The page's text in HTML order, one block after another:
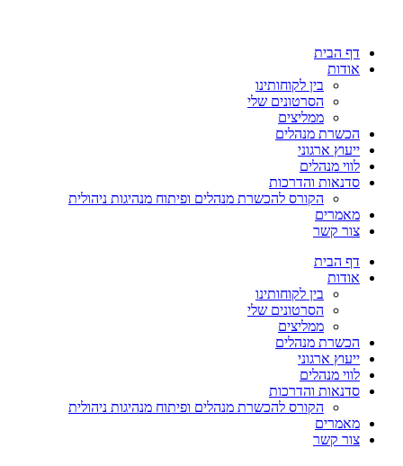
דף הבית
אודות
בין לקוחותינו
הסרטונים שלי
ממליצים
הכשרת מנהלים
ייעוץ ארגוני
לווי מנהלים
סדנאות והדרכות
הקורס להכשרת מנהלים ופיתוח מנהיגות ניהולית
מאמרים
צור קשר
דף הבית
אודות
בין לקוחותינו
הסרטונים שלי
ממליצים
הכשרת מנהלים
ייעוץ ארגוני
לווי מנהלים
סדנאות והדרכות
הקורס להכשרת מנהלים ופיתוח מנהיגות ניהולית
מאמרים
צור קשר